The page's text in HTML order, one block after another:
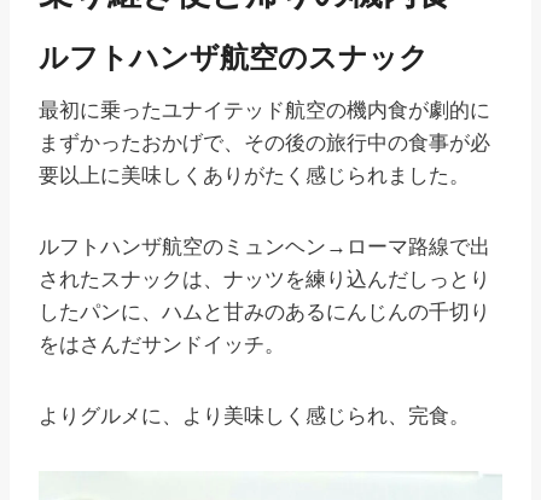
ルフトハンザ航空のスナック
最初に乗ったユナイテッド航空の機内食が劇的に
まずかったおかげで、その後の旅行中の食事が必
要以上に美味しくありがたく感じられました。
ルフトハンザ航空のミュンヘン→ローマ路線で出
されたスナックは、ナッツを練り込んだしっとり
したパンに、ハムと甘みのあるにんじんの千切り
をはさんだサンドイッチ。
よりグルメに、より美味しく感じられ、完食。